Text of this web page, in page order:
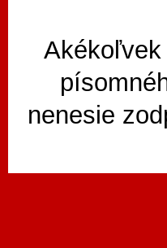
nenesie